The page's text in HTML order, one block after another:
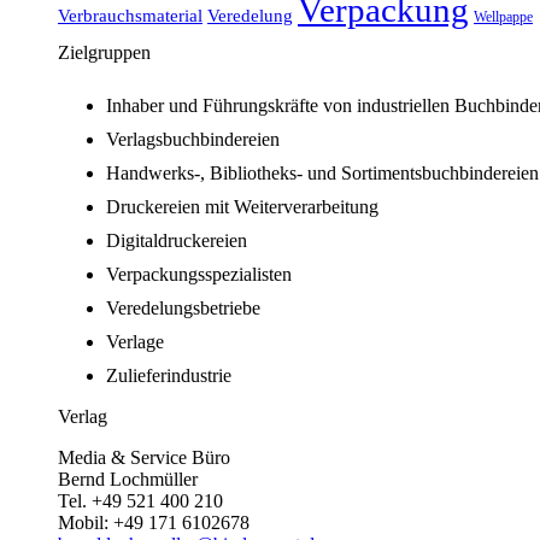
Verbrauchsmaterial Veredelung Verpackung Wellpappe
Zielgruppen
Inhaber und Führungskräfte von industriellen
Verlagsbuchbindereien
Handwerks-, Bibliotheks- und Sortimentsbuchbindereien
Druckereien mit Weiterverarbeitung
Digitaldruckereien
Verpackungsspezialisten
Veredelungsbetriebe
Verlage
Zulieferindustrie
Verlag
Media & Service Büro
Bernd Lochmüller
Tel. +49 521 400 210
Mobil: +49 171 6102678